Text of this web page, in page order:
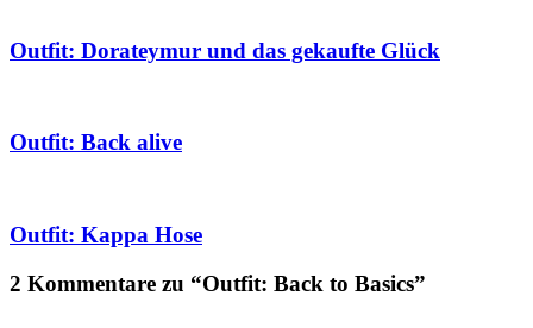
Outfit: Dorateymur und das gekaufte Glück
Outfit: Back alive
Outfit: Kappa Hose
2 Kommentare zu “Outfit: Back to Basics”